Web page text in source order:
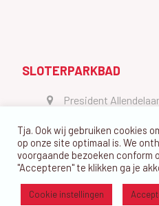
SLOTERPARKBAD
President
Tja. Ook wij gebruiken cookies
op onze site optimaal is. We
voorgaande bezoeken conform
"Accepteren" te klikken ga je
Cookie instellingen